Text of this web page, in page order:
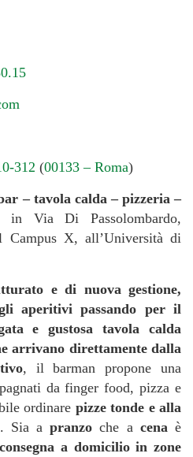
312 (00133 – Roma)
– tavola calda – pizzeria –
Via Di Passolombardo,
X, all’Università di
e di nuova gestione,
aperitivi passando per il
e gustosa tavola calda
arrivano direttamente dalla
, il barman propone una
da finger food, pizza e
ordinare pizze tonde e alla
. Sia apranzo che a cena è
consegna a domicilio in zone